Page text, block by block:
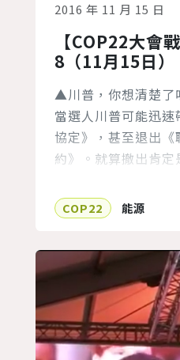
2016 年 11 月 15 日
【COP22大會
8（11月15日）
▲川普，你想清楚了
當選人川普可能迅
協定》，甚至退出
約》。就算撤出肯定
一，是能承受這種獨
變，儘管對手是世界
國家和組織，包含中
拉伯、很多最低度
他們要持續按照《巴
的氣候行動...
COP22 能源